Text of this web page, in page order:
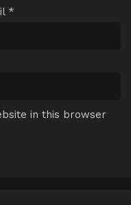
*
in this browser